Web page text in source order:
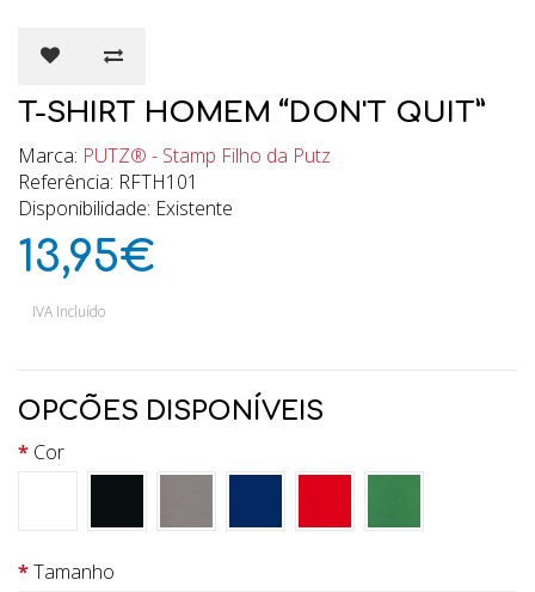
T-SHIRT HOMEM “DON'T QUIT”
Marca: PUTZ® - Stamp Filho da Putz
Referência: RFTH101
Disponibilidade: Existente
13,95€
IVA Incluído
OPCÕES DISPONÍVEIS
Cor
Tamanho